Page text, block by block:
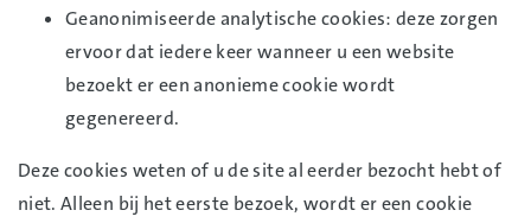
Geanonimiseerde analytische cookies: deze zorgen
ervoor dat iedere keer wanneer u een website
bezoekt er een anonieme cookie wordt
gegenereerd.
Deze cookies weten of u de site al eerder bezocht hebt of
niet. Alleen bij het eerste bezoek, wordt er een cookie